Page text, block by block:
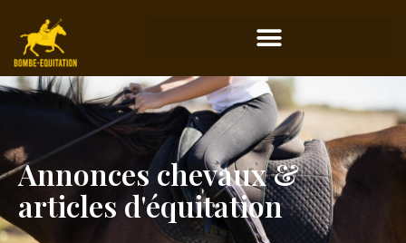
Annonces chevaux &
articles d'équitation